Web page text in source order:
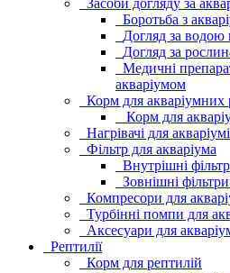
Засоби догляду за
Боротьба з
Догляд за водою
Догляд за
Медичні
акваріумом
Корм для акваріумних
Корм для
Нагрівачі для
Фільтр для акваріума
Внутрішні
Зовнішні
Компресори для
Турбінні помпи для
Аксесуари для
Рептилії
Корм для рептилій